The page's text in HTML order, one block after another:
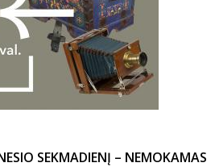
SEKMADIENĮ – NEMOKAMAS